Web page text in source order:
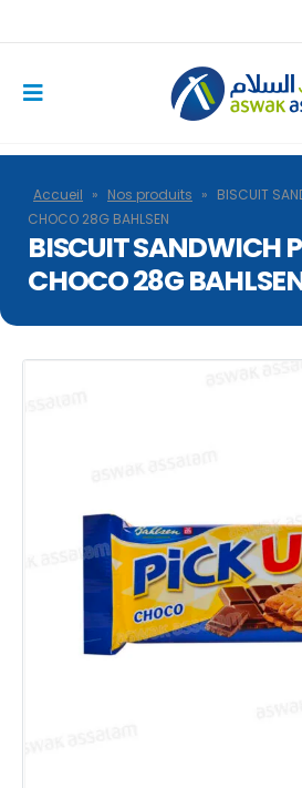
Accueil » Nos produits » BISCUIT
CHOCO 28G BAHLSEN
BISCUIT SANDWICH
CHOCO 28G